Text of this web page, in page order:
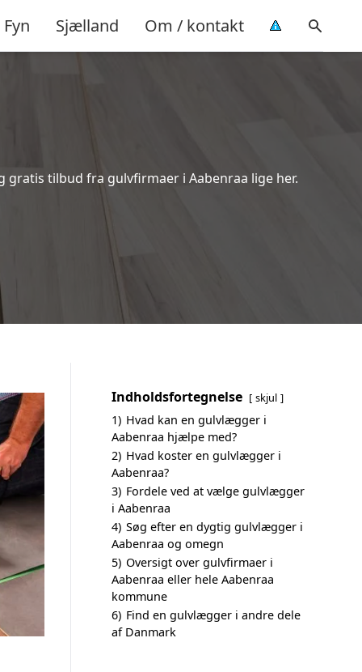
Fyn Sjælland Om / kontakt
tilbud fra gulvfirmaer i Aabenraa lige her.
Indholdsfortegnelse skjul
1) Hvad kan en gulvlægger i
Aabenraa hjælpe med?
2) Hvad koster en gulvlægger i
Aabenraa?
3) Fordele ved at vælge gulvlægger
i Aabenraa
4) Søg efter en dygtig gulvlægger i
Aabenraa og omegn
5) Oversigt over gulvfirmaer i
Aabenraa eller hele Aabenraa
kommune
6) Find en gulvlægger i andre dele
af Danmark